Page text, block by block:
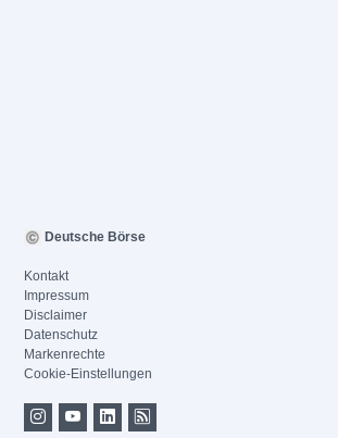
Deutsche Börse
Kontakt
Impressum
Disclaimer
Datenschutz
Markenrechte
Cookie-Einstellungen